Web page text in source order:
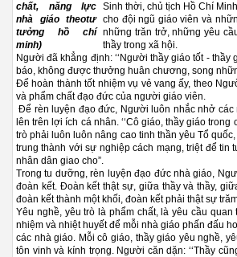
chất, năng lực
nhà giáo theotư
tưởng hồ chí
minh)
Sinh thời, chủ tịch Hồ Chí
cho đội ngũ giáo viên và
những trăn trở, những yêu
thầy trong xã hội.
Người đã khẳng định: ‘‘Người thầy giáo tốt -
báo, không được thưởng huân chương, song
Để hoàn thành tốt nhiệm vụ vẻ vang ấy, theo
và phẩm chất đạo đức của người giáo viên.
Để rèn luyện đạo đức, Người luôn nhắc nhở
lên trên lợi ích cá nhân. ‘‘Cô giáo, thầy giáo
trò phải luôn luôn nâng cao tinh thần yêu Tổ
trung thành với sự nghiệp cách mạng, triệt để
nhân dân giao cho”.
Trong tu dưỡng, rèn luyện đạo đức nhà giáo,
đoàn kết. Đoàn kết thật sự, giữa thầy và thầy,
đoàn kết thành một khối, đoàn kết phải thật sự
Yêu nghề, yêu trò là phẩm chất, là yêu cầu
nhiệm và nhiệt huyết để mỗi nhà giáo phấn đấu
các nhà giáo. Mỗi cô giáo, thầy giáo yêu nghề,
tôn vinh và kính trọng. Người căn dặn: ‘‘Thầy